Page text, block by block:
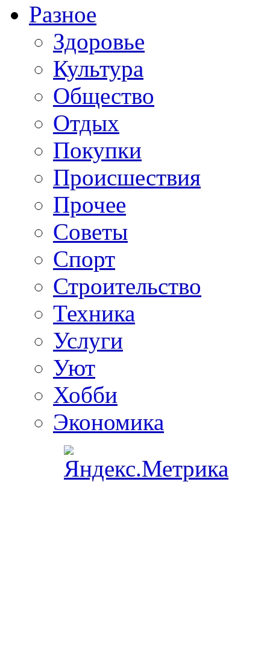
Разное
Здоровье
Культура
Общество
Отдых
Покупки
Происшествия
Прочее
Советы
Спорт
Строительство
Техника
Услуги
Уют
Хобби
Экономика